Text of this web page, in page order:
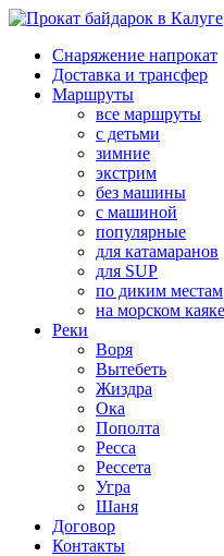
Снаряжение напрокат
Доставка и трансфер
Маршруты
все маршруты
с детьми
зимние
экстрим
без машины
с машиной
популярные
для катамаранов
для SUP
по диким местам
на морском каяке
Реки
Воря
Вытебеть
Жиздра
Ока
Пополта
Ресса
Рессета
Угра
Шаня
Договор
Контакты